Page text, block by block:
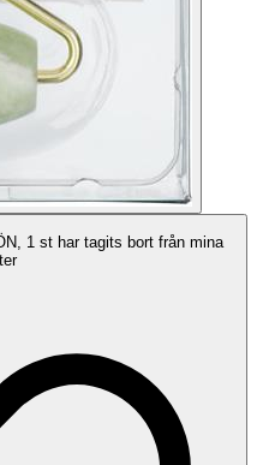
1 st har tagits bort från mina